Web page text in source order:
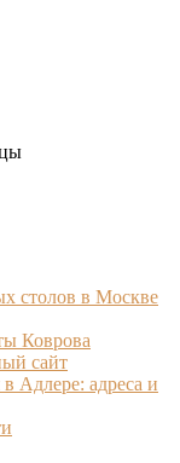
столов в Москве
Коврова
сайт
Адлере: адреса и